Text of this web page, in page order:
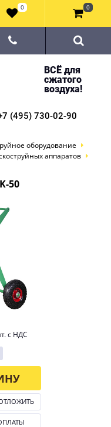
ВСЁ для
сжатого
воздуха!
(495) 730-02-90
оборудование
аппаратов
50
с НДС
0 0